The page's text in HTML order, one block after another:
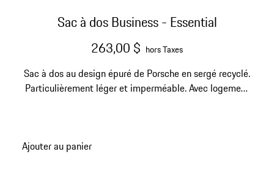
Sac à dos Business - Essential
263,00 $ hors Taxes
Sac à dos au design épuré de Porsche en sergé recyclé.
Particulièrement léger et imperméable. Avec logement
Ajouter au panier